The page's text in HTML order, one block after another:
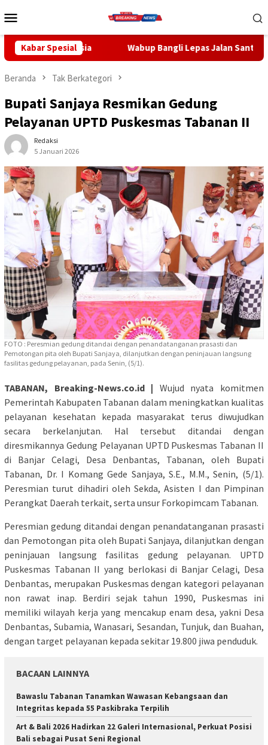
ke
Mobile
Kabar Spesial
Wabup Bangli Lepas Jalan Santai, Awali Rangkaian
Beranda Tak Berkategori
Bupati Sanjaya Resmikan Gedung
Pelayanan UPTD Puskesmas Tabanan II
Redaksi
5 Januari 2026
FOTO : Peresmian gedung ditandai dengan penandatanganan prasasti dan
Pemotongan pita oleh Bupati Sanjaya, dilanjutkan dengan peninjauan langsung
fasilitas gedung pelayanan, pada Senin, (5/1).
TABANAN, Breaking-News.co.id | Wujud nyata komitmen
Pemerintah Kabupaten Tabanan dalam meningkatkan kualitas
pelayanan kesehatan kepada masyarakat terus diwujudkan
secara berkelanjutan. Hal tersebut ditandai dengan
diresmikannya Gedung Pelayanan UPTD Puskesmas Tabanan II
di Banjar Celagi, Desa Denbantas, Tabanan, oleh Bupati
Tabanan, Dr. I Komang Gede Sanjaya, S.E., M.M., Senin, (5/1).
Peresmian turut dihadiri oleh Sekda, Asisten I dan Pimpinan
Perangkat Daerah terkait, serta unsur Forkopimcam Tabanan.
Peresmian gedung ditandai dengan penandatanganan prasasti
dan Pemotongan pita oleh Bupati Sanjaya, dilanjutkan dengan
peninjauan langsung fasilitas gedung pelayanan. UPTD
Puskesmas Tabanan II yang berlokasi di Banjar Celagi, Desa
Denbantas, merupakan Puskesmas dengan kategori pelayanan
non rawat inap. Berdiri sejak tahun 1990, Puskesmas ini
memiliki wilayah kerja yang mencakup enam desa, yakni Desa
Denbantas, Subamia, Wanasari, Sesandan, Tunjuk, dan Buahan,
dengan target pelayanan kepada sekitar 19.800 jiwa penduduk.
BACAAN LAINNYA
Bawaslu Tabanan Tanamkan Wawasan Kebangsaan dan
Integritas kepada 55 Paskibraka Terpilih
Art & Bali 2026 Hadirkan 22 Galeri Internasional, Perkuat Posisi
Bali sebagai Pusat Seni Regional